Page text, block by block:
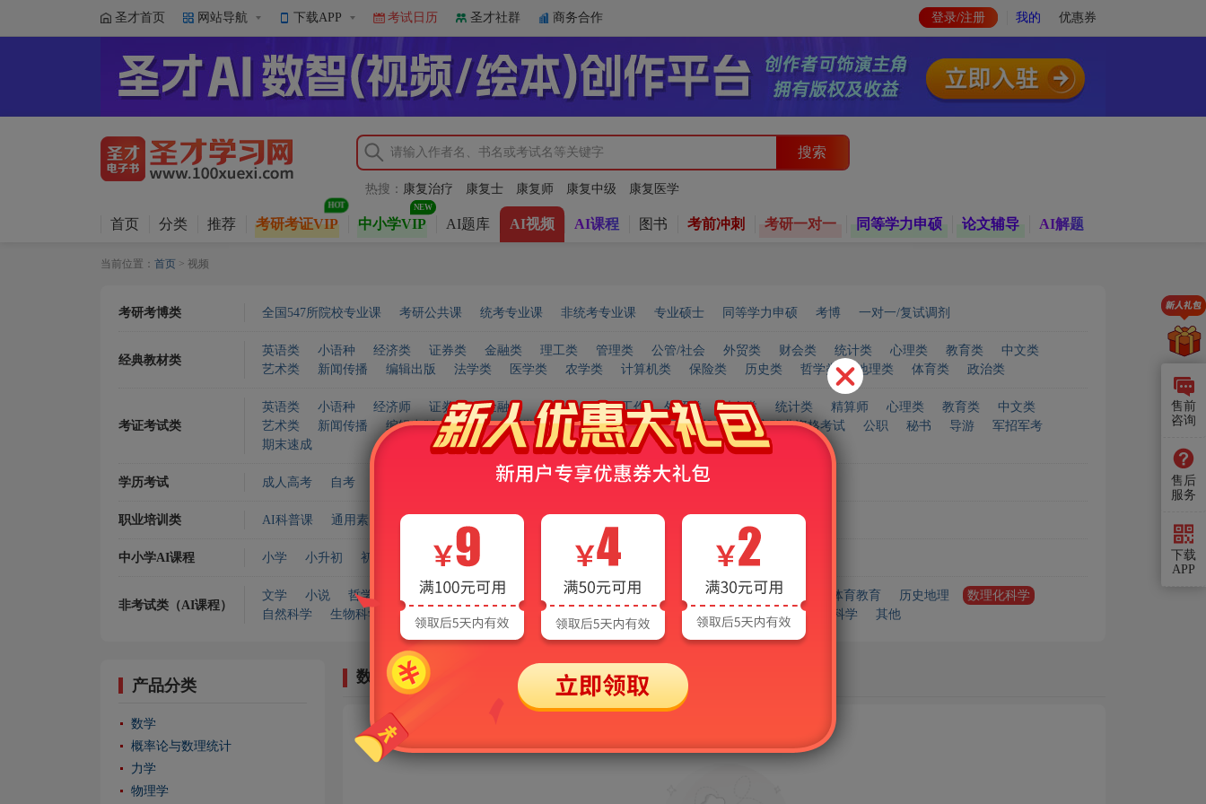
圣才首页 网站导航 下载APP 考试日历 圣才社群 商务合作 登录/注册 我的 优惠券
搜索
热搜： 康复治疗 康复士 康复师 康复中级 康复医学
首页 分类 推荐 考研考证VIP 中小学VIP AI题库 AI视频 AI课程 图书 考前冲刺 考研一对一 同等学力申硕 论文辅导 AI解题
当前位置： 首页 > 视频
考研考博类 全国547所院校专业课 考研公共课 统考专业课 非统考专业课 专业硕士 同等学力申硕 考博 一对一/复试调剂
经典教材类
英语类 小语种 经济类 证券类 金融类 理工类 管理类 公管/社会 外贸类 财会类 统计类 心理类 教育类
中文类
艺术类
新闻传播 编辑出版 法学类 医学类 农学类 计算机类 保险类 历史类 哲学类 地理类 体育类 政治类
考证考试类
英语类 小语种 经济师 证券类 金融类 管理类 社会工作 外贸类 财会类 统计类 精算师 心理类 教育类
中文类
艺术类
新闻传播 编辑出版 法学类 医学类 农学类 工程类 计算机类 国家职业资格考试 公职 秘书 导游
军招军考
期末速成
学历考试 成人高考 自考
职业培训类 AI科普课 通用素质 健康服务 建筑工程 企业管理
中小学AI课程 小学 小升初 初中 高中 职教高考（对口升学）
非考试类（AI课程）
文学 小说 哲学宗教 心理学 社会科学 政治学 法律 军事 经济学 语言文字 艺术体育教育 历史地理
数理化科学
自然科学
生物科学 医药卫生 农业科学 工业技术 交通运输 航空航天 环境科学 安全科学 其他
产品分类
数学
概率论与数理统计
力学
物理学
数理化科学视频课程
售前
咨询
售后
服务
下载
APP